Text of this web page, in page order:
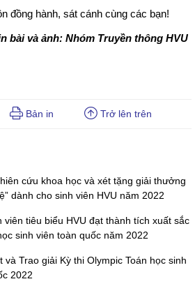
đồng hành, sát cánh cùng các bạn!
bài và ảnh: Nhóm Truyền thông HVU
Bản in Trở lên trên
cứu khoa học và xét tặng giải thưởng
dành cho sinh viên HVU năm 2022
viên tiêu biểu HVU đạt thành tích xuất sắc
sinh viên toàn quốc năm 2022
và Trao giải Kỳ thi Olympic Toán học sinh
2022